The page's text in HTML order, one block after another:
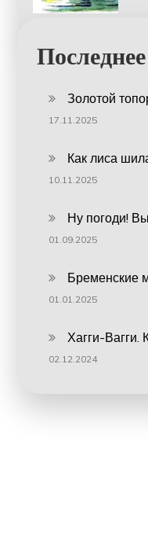
Последнее
Золотой
17.11.2025
Как лиса
10.11.2025
Ну погоди!
01.09.2025
Бременские
01.01.2025
Хагги-Вагги.
02.12.2024